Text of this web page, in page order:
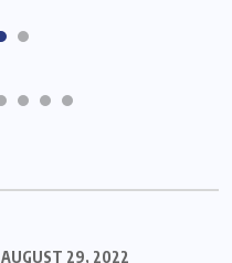
AUGUST 29, 2022